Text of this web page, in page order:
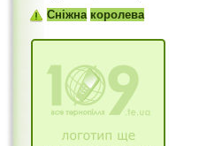
Сніжна королева